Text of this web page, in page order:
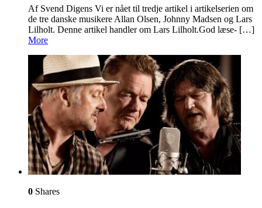
Af Svend Digens Vi er nået til tredje artikel i artikelserien om
de tre danske musikere Allan Olsen, Johnny Madsen og Lars
Lilholt. Denne artikel handler om Lars Lilholt.God læse- […]
More
0 Shares